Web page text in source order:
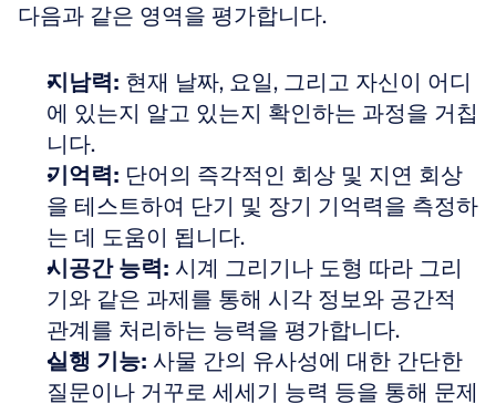
다음과 같은 영역을 평가합니다.
지남력: 현재 날짜, 요일, 그리고 자신이 어디
에 있는지 알고 있는지 확인하는 과정을 거칩
니다.
기억력: 단어의 즉각적인 회상 및 지연 회상
을 테스트하여 단기 및 장기 기억력을 측정하
는 데 도움이 됩니다.
시공간 능력: 시계 그리기나 도형 따라 그리
기와 같은 과제를 통해 시각 정보와 공간적
관계를 처리하는 능력을 평가합니다.
실행 기능: 사물 간의 유사성에 대한 간단한
질문이나 거꾸로 세세기 능력 등을 통해 문제